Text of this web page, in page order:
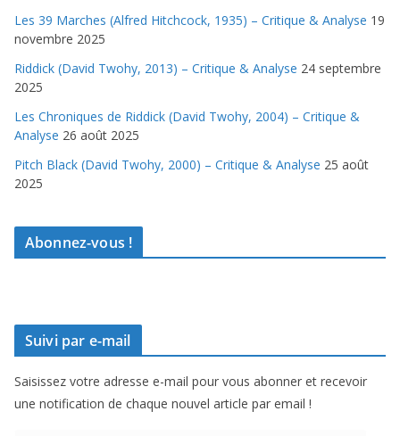
Les 39 Marches (Alfred Hitchcock, 1935) – Critique & Analyse 19
novembre 2025
Riddick (David Twohy, 2013) – Critique & Analyse 24 septembre
2025
Les Chroniques de Riddick (David Twohy, 2004) – Critique &
Analyse 26 août 2025
Pitch Black (David Twohy, 2000) – Critique & Analyse 25 août
2025
Abonnez-vous !
Suivi par e-mail
Saisissez votre adresse e-mail pour vous abonner et recevoir
une notification de chaque nouvel article par email !